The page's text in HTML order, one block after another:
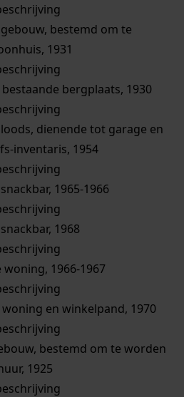
bestemd om te
1931
bergplaats, 1930
dienende tot garage en
inventaris, 1954
1965-1966
1968
1966-1967
en winkelpand, 1970
bestemd om te worden
1925